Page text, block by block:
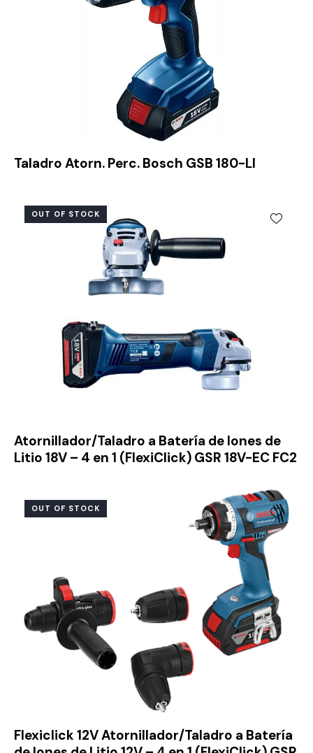
Taladro Atorn. Perc. Bosch GSB 180-LI
OUT OF STOCK
Atornillador/Taladro a Batería de Iones de
Litio 18V – 4 en 1 (FlexiClick) GSR 18V-EC FC2
OUT OF STOCK
Flexiclick 12V Atornillador/Taladro a Batería